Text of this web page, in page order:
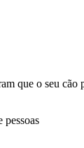
que o seu cão
pessoas